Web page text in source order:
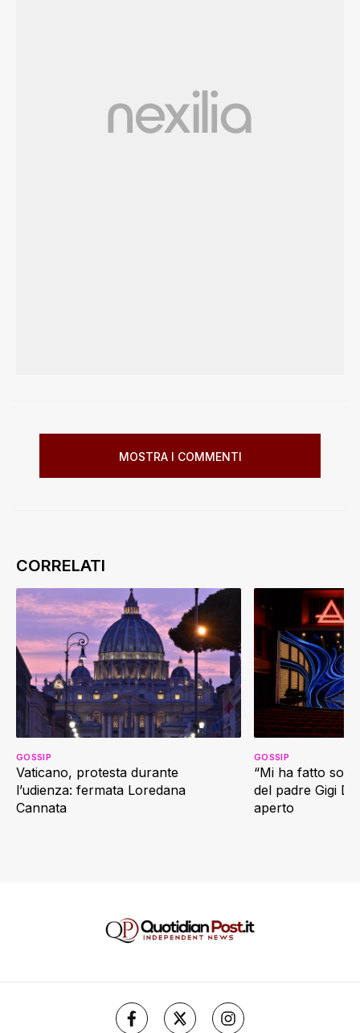
MOSTRA I COMMENTI
Vaticano, protesta durante
l’udienza: fermata Loredana
Cannata
GOSSIP
“Mi ha fatto
del padre Gigi
aperto
GOSSIP